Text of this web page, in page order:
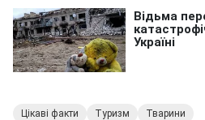
Цікаві факти Туризм Тварини